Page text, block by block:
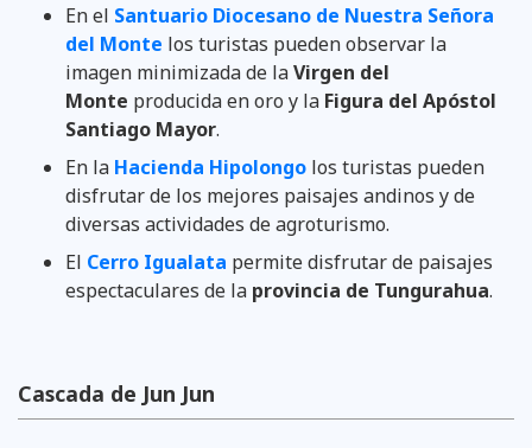
En el Santuario Diocesano de Nuestra Señora
del Monte los turistas pueden observar la
imagen minimizada de laVirgen del
Monte producida en oro y la Figura del Apóstol
Santiago Mayor.
En la Hacienda Hipolongo los turistas pueden
disfrutar de los mejores paisajes andinos y de
diversas actividades de agroturismo.
El Cerro Igualata permite disfrutar de paisajes
espectaculares de la provincia de Tungurahua.
Cascada de Jun Jun